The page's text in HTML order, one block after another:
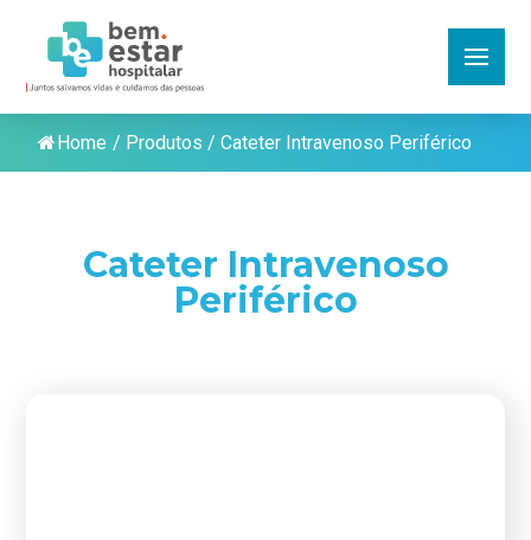
Home / Produtos / Cateter Intravenoso Periférico
Cateter Intravenoso
Periférico